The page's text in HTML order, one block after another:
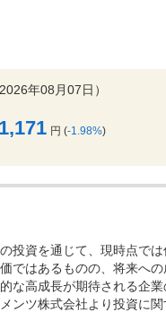
年08月07日）
円 (-1.98%)
投資を通じて、現時点で
ではあるものの、将来へ
な高成長が期待される企
ンツ株式会社より投資に